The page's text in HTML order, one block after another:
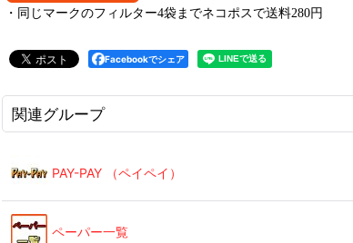
・ 同じマークのフィルター4袋までネコポスで送料280円
Facebookでシェア
関連グループ
PAY-PAY （ペイペイ）
ペーパー一覧